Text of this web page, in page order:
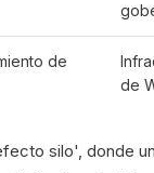
de
de
silo', donde